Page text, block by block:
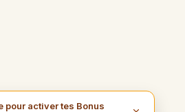
pour activer tes Bonus